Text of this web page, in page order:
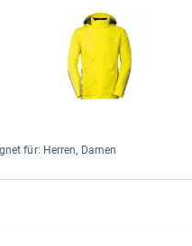
für: Her­ren, Damen